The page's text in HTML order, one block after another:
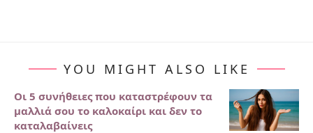
YOU MIGHT ALSO LIKE
Οι 5 συνήθειες που καταστρέφουν τα
μαλλιά σου το καλοκαίρι και δεν το
καταλαβαίνεις